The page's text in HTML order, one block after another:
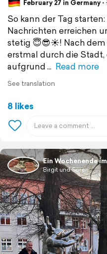
February 27 in Germany ⋅
So kann der Tag
Nachrichten erreichen
stetig 😇😎☀️! Nach dem
erstmal durch die
aufgrund
Read more
See translation
8 likes
Ein Wochenende
Birgit und Sören